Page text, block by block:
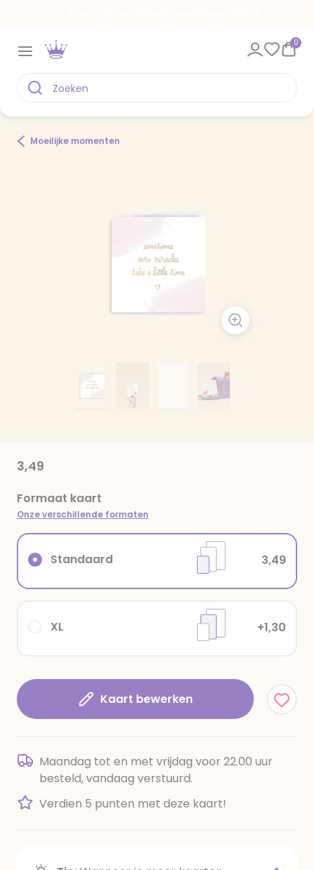
0
Moeilijke momenten
3,49
Formaat kaart
Onze verschillende formaten
XL +1,30
Standaard 3,49
Kaart bewerken
Maandag tot en met vrijdag voor 22.00 uur
besteld, vandaag verstuurd.
Verdien 5 punten met deze kaart!